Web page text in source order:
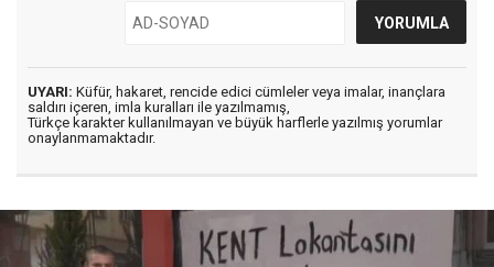
UYARI: Küfür, hakaret, rencide edici cümleler veya imalar, inançlara
saldırı içeren, imla kuralları ile yazılmamış,
Türkçe karakter kullanılmayan ve büyük harflerle yazılmış yorumlar
onaylanmamaktadır.